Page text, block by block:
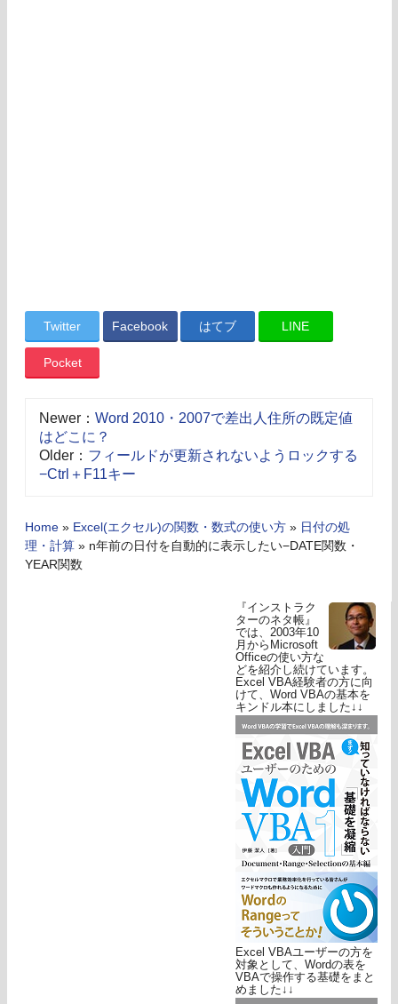
Twitter Facebook はてブ LINE
Pocket
Newer： Word 2010・2007で差出人住所の既定値
はどこに？
Older： フィールドが更新されないようロックする
−Ctrl＋F11キー
Home » Excel(エクセル)の関数・数式の使い方 » 日付の処
理・計算 » n年前の日付を自動的に表示したい−DATE関数・
YEAR関数
『インストラク
ターのネタ帳』
では、2003年10
月からMicrosoft
Officeの使い方な
どを紹介し続けています。
Excel VBA経験者の方に向
けて、Word VBAの基本を
キンドル本にしました↓↓
Excel VBAユーザーの方を
対象として、Wordの表を
VBAで操作する基礎をまと
めました↓↓